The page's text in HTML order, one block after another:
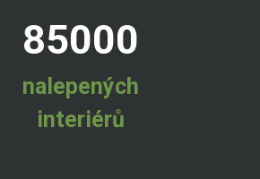
85000
nalepených
interiérů